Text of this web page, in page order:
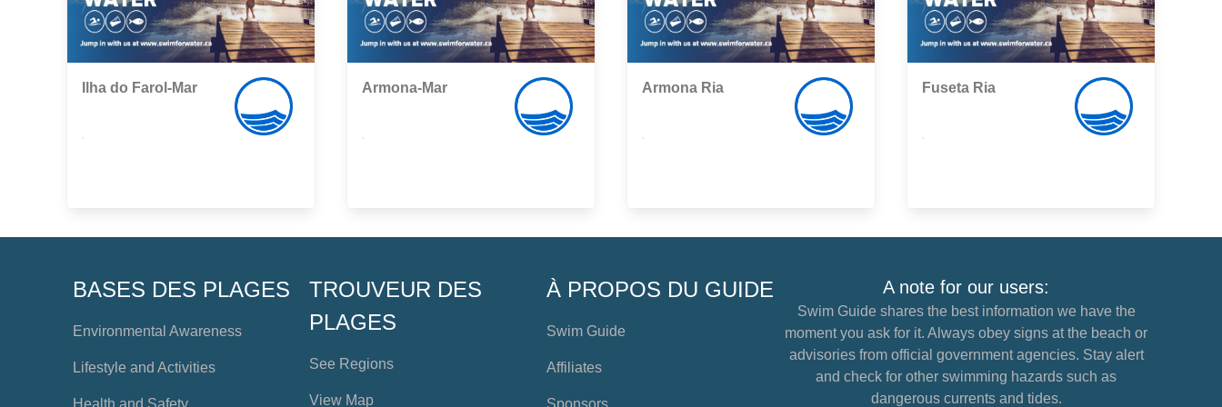
Ilha do Farol-Mar Armona-Mar Armona Ria Fuseta Ria
BASES DES PLAGES
Environmental Awareness
Lifestyle and Activities
Health and Safety
TROUVEUR DES
PLAGES
See Regions
View Map
À PROPOS DU GUIDE
Swim Guide
Affiliates
Sponsors
A note for our users:
Swim Guide shares the best information we have the
moment you ask for it. Always obey signs at the beach or
advisories from official government agencies. Stay alert
and check for other swimming hazards such as
dangerous currents and tides.